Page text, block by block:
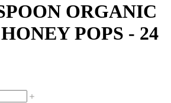
ORGANIC
POPS - 24